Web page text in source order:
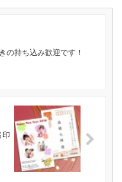
の持ち込み歓迎です！
印